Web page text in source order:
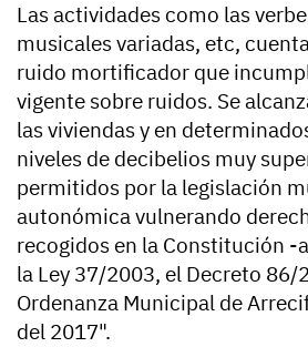
Las actividades como las
musicales variadas, etc,
ruido mortificador que
vigente sobre ruidos. Se
las viviendas y en
niveles de decibelios muy
permitidos por la legislación
autonómica vulnerando
recogidos en la Constitución -
la Ley 37/2003, el Decreto 86/
Ordenanza Municipal de
del 2017".